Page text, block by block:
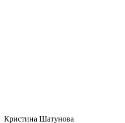
Кристина Шатунова